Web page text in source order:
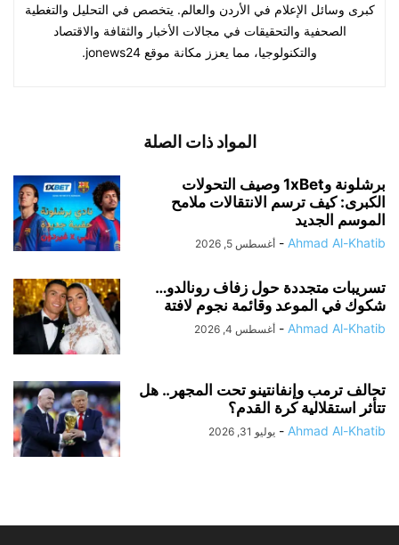
كبرى وسائل الإعلام في الأردن والعالم. يتخصص في التحليل والتغطية
الصحفية والتحقيقات في مجالات الأخبار والثقافة والاقتصاد
والتكنولوجيا، مما يعزز مكانة موقع jonews24.
المواد ذات الصلة
برشلونة و1xBet وصيف التحولات
الكبرى: كيف ترسم الانتقالات ملامح
الموسم الجديد
Ahmad Al-Khatib
- أغسطس 5, 2026
تسريبات متجددة حول زفاف رونالدو…
شكوك في الموعد وقائمة نجوم لافتة
Ahmad Al-Khatib
- أغسطس 4, 2026
تحالف ترمب وإنفانتينو تحت المجهر.. هل
تتأثر استقلالية كرة القدم؟
Ahmad Al-Khatib
- يوليو 31, 2026